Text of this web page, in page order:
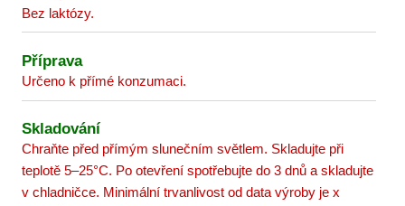
Bez laktózy.
Příprava
Určeno k přímé konzumaci.
Skladování
Chraňte před přímým slunečním světlem. Skladujte při
teplotě 5–25°C. Po otevření spotřebujte do 3 dnů a skladujte
v chladničce. Minimální trvanlivost od data výroby je x